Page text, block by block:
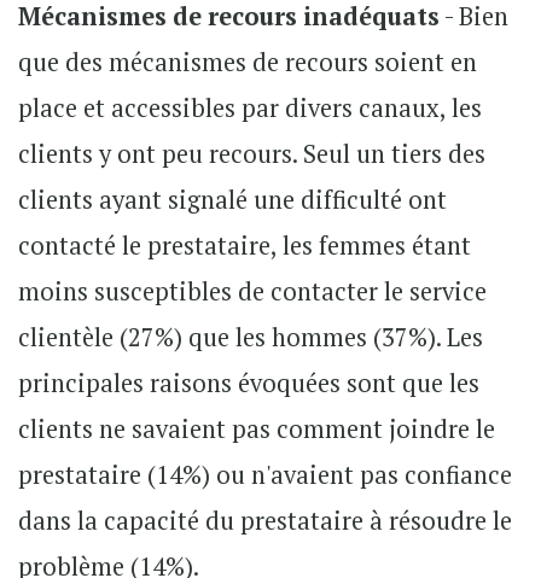
Mécanismes de recours inadéquats - Bien
que des mécanismes de recours soient en
place et accessibles par divers canaux, les
clients y ont peu recours. Seul un tiers des
clients ayant signalé une difficulté ont
contacté le prestataire, les femmes étant
moins susceptibles de contacter le service
clientèle (27%) que les hommes (37%). Les
principales raisons évoquées sont que les
clients ne savaient pas comment joindre le
prestataire (14%) ou n'avaient pas confiance
dans la capacité du prestataire à résoudre le
problème (14%).